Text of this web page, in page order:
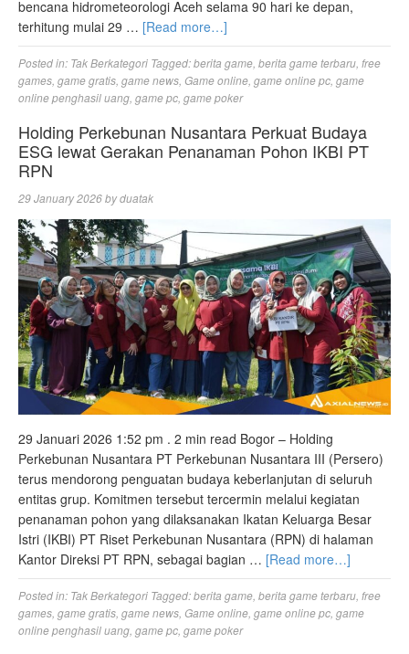
bencana hidrometeorologi Aceh selama 90 hari ke depan,
terhitung mulai 29 … [Read more…]
Posted in: Tak Berkategori Tagged:berita game berita game terbaru free
games game gratis game news Game online game online pc game
online penghasil uang game pc game poker
Holding Perkebunan Nusantara Perkuat Budaya
ESG lewat Gerakan Penanaman Pohon IKBI PT
RPN
29 January 2026byduatak
29 Januari 2026 1:52 pm . 2 min read Bogor – Holding
Perkebunan Nusantara PT Perkebunan Nusantara III (Persero)
terus mendorong penguatan budaya keberlanjutan di seluruh
entitas grup. Komitmen tersebut tercermin melalui kegiatan
penanaman pohon yang dilaksanakan Ikatan Keluarga Besar
Istri (IKBI) PT Riset Perkebunan Nusantara (RPN) di halaman
Kantor Direksi PT RPN, sebagai bagian … [Read more…]
Posted in: Tak Berkategori Tagged:berita game berita game terbaru free
games game gratis game news Game online game online pc game
online penghasil uang game pc game poker